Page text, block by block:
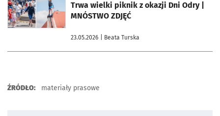
Trwa wielki piknik z okazji Dni Odry |
MNÓSTWO ZDJĘĆ
23.05.2026 | Beata Turska
ŹRÓDŁO: materiały prasowe